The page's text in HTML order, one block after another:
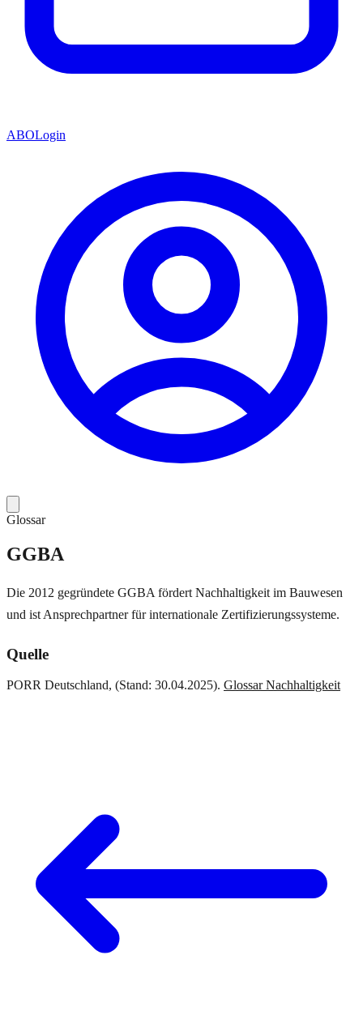
ABOLogin
Glossar
GGBA
Die 2012 gegründete GGBA fördert Nachhaltigkeit im Bauwesen
und ist Ansprechpartner für internationale Zertifizierungssysteme.
Quelle
PORR Deutschland, (Stand: 30.04.2025). Glossar Nachhaltigkeit